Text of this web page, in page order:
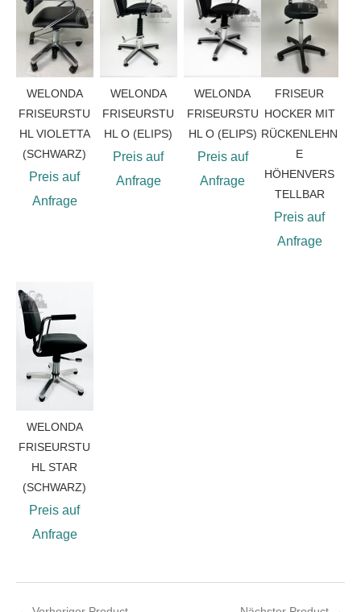
WELONDA
FRISEURSTU
HL VIOLETTA
(SCHWARZ)
Preis auf
Anfrage
WELONDA
FRISEURSTU
HL O (ELIPS)
Preis auf
Anfrage
WELONDA
FRISEURSTU
HL O (ELIPS)
Preis auf
Anfrage
FRISEUR
HOCKER MIT
RÜCKENLEHN
E
HÖHENVERS
TELLBAR
Preis auf
Anfrage
WELONDA
FRISEURSTU
HL STAR
(SCHWARZ)
Preis auf
Anfrage